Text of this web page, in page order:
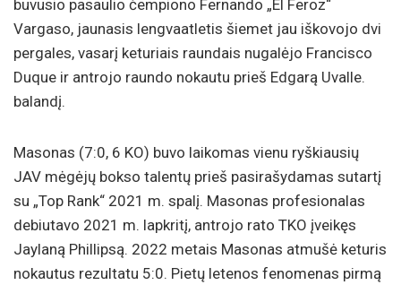
buvusio pasaulio čempiono Fernando „El Feroz“
Vargaso, jaunasis lengvaatletis šiemet jau iškovojo dvi
pergales, vasarį keturiais raundais nugalėjo Francisco
Duque ir antrojo raundo nokautu prieš Edgarą Uvalle.
balandį.
Masonas (7:0, 6 KO) buvo laikomas vienu ryškiausių
JAV mėgėjų bokso talentų prieš pasirašydamas sutartį
su „Top Rank“ 2021 m. spalį. Masonas profesionalas
debiutavo 2021 m. lapkritį, antrojo rato TKO įveikęs
Jaylaną Phillipsą. 2022 metais Masonas atmušė keturis
nokautus rezultatu 5:0. Pietų letenos fenomenas pirmą